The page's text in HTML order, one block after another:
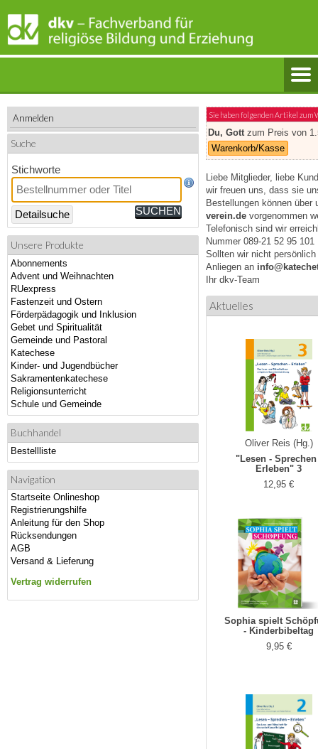
Anmelden
Suche
Stichworte
Detailsuche
Unsere Produkte
Abonnements
Advent und Weihnachten
RUexpress
Fastenzeit und Ostern
Förderpädagogik und Inklusion
Gebet und Spiritualität
Gemeinde und Pastoral
Katechese
Kinder- und Jugendbücher
Sakramentenkatechese
Religionsunterricht
Schule und Gemeinde
Buchhandel
Bestellliste
Navigation
Startseite Onlineshop
Registrierungshilfe
Anleitung für den Shop
Rücksendungen
AGB
Versand & Lieferung
Vertrag widerrufen
Sie haben folgenden Artikel
Du, Gott zum Preis von
Warenkorb/Kasse
Liebe Mitglieder, liebe
wir freuen uns, dass sie
Bestellungen können
verein.de vorgenommen
Telefonisch sind wir
Nummer 089-21 52 95 101
Sollten wir nicht
Anliegen an
Ihr dkv-Team
Aktuelles
Oliver Reis (Hg.)
"Lesen - Sprechen
Erleben" 3
12,95 €
Sophia spielt
- Kinderbibeltag
9,95 €